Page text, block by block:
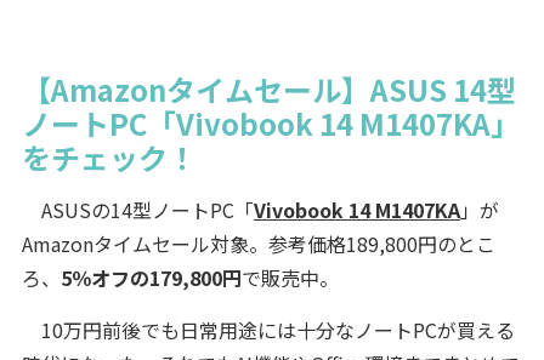
【Amazonタイムセール】ASUS 14型
ノートPC「Vivobook 14 M1407KA」
をチェック！
ASUSの14型ノートPC「Vivobook 14 M1407KA」が
Amazonタイムセール対象。参考価格189,800円のとこ
ろ、 5％オフの179,800円で販売中。
10万円前後でも日常用途には十分なノートPCが買える